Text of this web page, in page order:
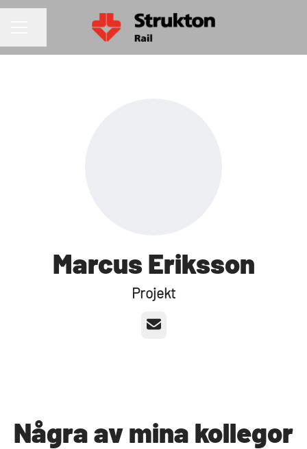
Marcus Eriksson
Projekt
E-post
Några av mina kollegor